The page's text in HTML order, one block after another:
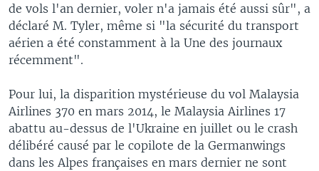
de vols l'an dernier, voler n'a jamais été aussi sûr", a
déclaré M. Tyler, même si "la sécurité du transport
aérien a été constamment à la Une des journaux
récemment".
Pour lui, la disparition mystérieuse du vol Malaysia
Airlines 370 en mars 2014, le Malaysia Airlines 17
abattu au-dessus de l'Ukraine en juillet ou le crash
délibéré causé par le copilote de la Germanwings
dans les Alpes françaises en mars dernier ne sont